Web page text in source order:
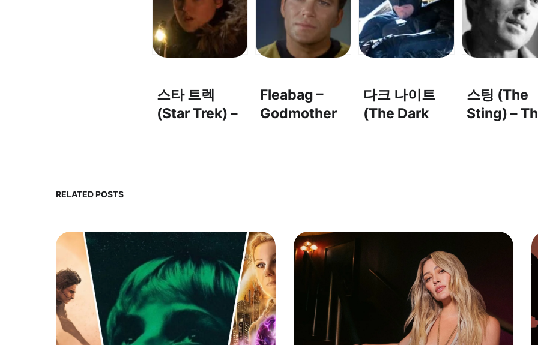
스타 트렉
(Star Trek) –
Fleabag –
Godmother
다크 나이트
(The Dark
스팅 (The
Sting) –
RELATED POSTS